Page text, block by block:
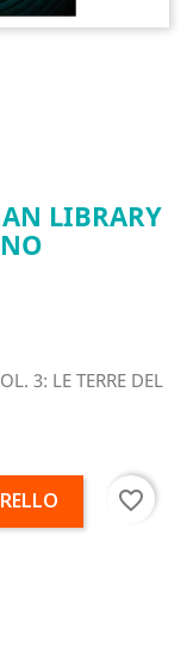
LIBRARY
3: LE TERRE DEL
favorite_border